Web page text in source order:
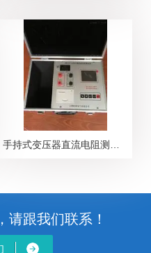
请跟我们联系！